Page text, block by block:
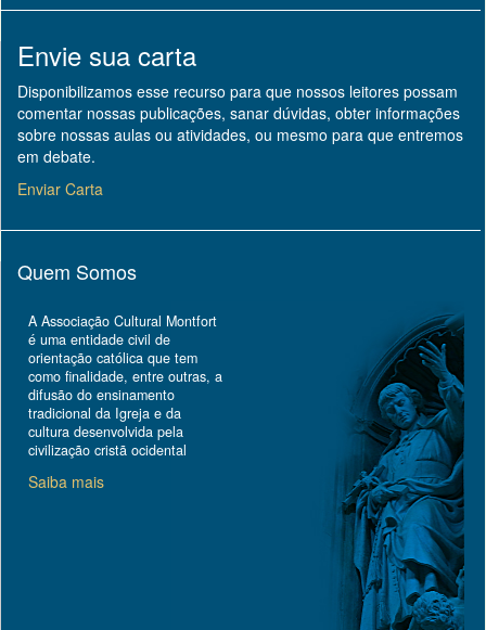
Envie sua carta
Disponibilizamos esse recurso para que nossos leitores possam
comentar nossas publicações, sanar dúvidas, obter informações
sobre nossas aulas ou atividades, ou mesmo para que entremos
em debate.
Enviar Carta
Quem Somos
A Associação Cultural Montfort
é uma entidade civil de
orientação católica que tem
como finalidade, entre outras, a
difusão do ensinamento
tradicional da Igreja e da
cultura desenvolvida pela
civilização cristã ocidental
Saiba mais